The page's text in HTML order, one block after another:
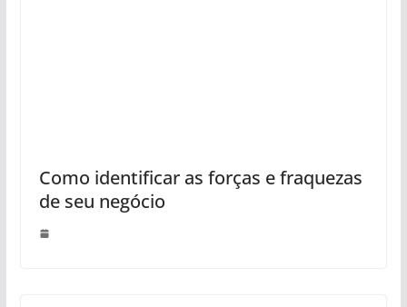
Como identificar as forças e fraquezas
de seu negócio